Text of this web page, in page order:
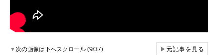
▼次の画像は下へスクロール (9/37) ▶元記事を見る